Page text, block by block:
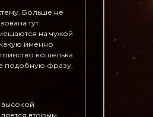
Больше не
тут
на чужой
именно
кошелька
подобную фразу,
вторым